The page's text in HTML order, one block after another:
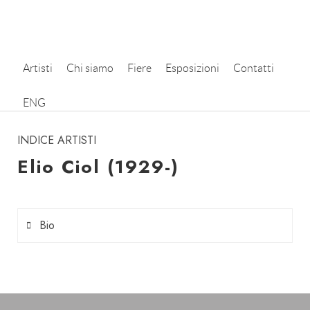
Artisti Chi siamo Fiere Esposizioni Contatti
ENG
INDICE ARTISTI
Elio Ciol (1929-)
Bio
(Pordenone) nel 1929.